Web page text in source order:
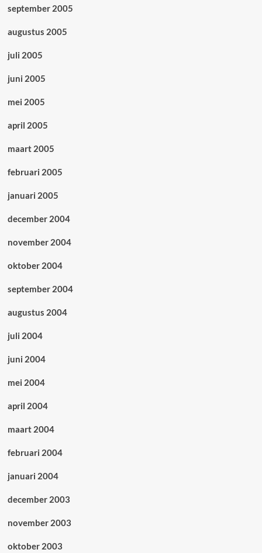
september 2005
augustus 2005
juli 2005
juni 2005
mei 2005
april 2005
maart 2005
februari 2005
januari 2005
december 2004
november 2004
oktober 2004
september 2004
augustus 2004
juli 2004
juni 2004
mei 2004
april 2004
maart 2004
februari 2004
januari 2004
december 2003
november 2003
oktober 2003